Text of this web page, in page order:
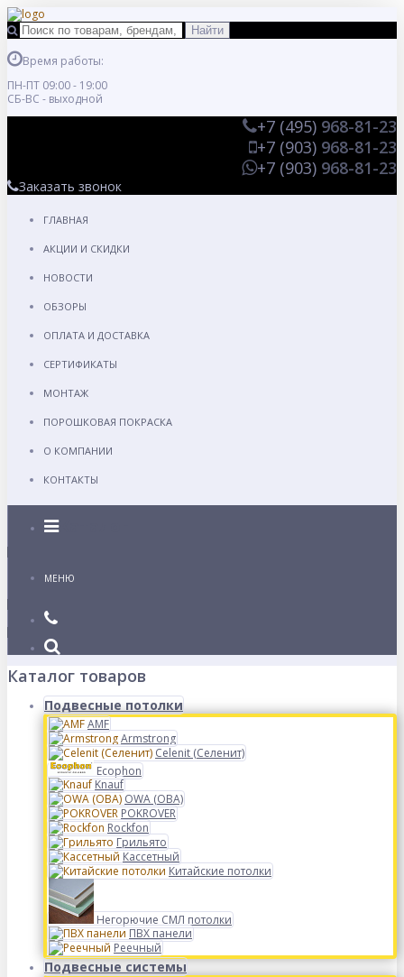
Время работы:
ПН-ПТ 09:00 - 19:00
СБ-ВС - выходной
+7 (495) 968-81-23
+7 (903) 968-81-23
+7 (903) 968-81-23
Заказать звонок
ГЛАВНАЯ
АКЦИИ И СКИДКИ
НОВОСТИ
ОБЗОРЫ
ОПЛАТА И ДОСТАВКА
СЕРТИФИКАТЫ
МОНТАЖ
ПОРОШКОВАЯ ПОКРАСКА
О КОМПАНИИ
КОНТАКТЫ
Каталог
МЕНЮ
Каталог товаров
Подвесные потолки
AMF
Armstrong
Celenit (Селенит)
Ecophon
Knauf
OWA (ОВА)
POKROVER
Rockfon
Грильято
Кассетный
Китайские потолки
Негорючие СМЛ потолки
ПВХ панели
Реечный
Подвесные системы